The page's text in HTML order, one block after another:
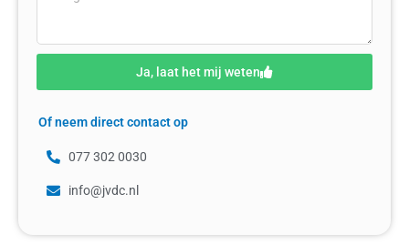
Ja, laat het mij weten
Of neem direct contact op
077 302 0030
info@jvdc.nl